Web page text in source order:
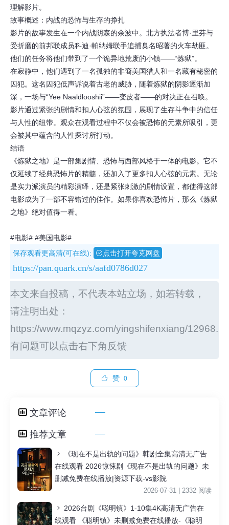
理解影片。
故事概述：内战的恐怖与生存的挣扎
影片的故事发生在一个内战阴森的余波中。北方执法者博·里芬与
受折磨的前邦联成员科迪·帕纳姆联手追捕臭名昭著的火车劫匪。
他们的任务将他们带到了一个诡异地荒废的小镇——“炼狱”。
在寂静中，他们遇到了一名孤独的非裔美国猎人和一名藏有秘密的
囚犯。这名囚犯低声诉说着古老的威胁，随着炼狱的阴影逐渐加
深，一场与“Yee Naaldlooshii”——变皮者——的对决正在召唤。
影片通过紧张的剧情和扣人心弦的氛围，展现了生存斗争中的信任
与人性的纽带。观众在观看过程中不仅会被恐怖的元素所吸引，更
会被其中蕴含的人性探讨所打动。
结语
《炼狱之地》是一部集剧情、恐怖与西部风格于一体的电影。它不
仅延续了经典恐怖片的精髓，还加入了更多扣人心弦的元素。无论
是实力派演员的精彩演绎，还是紧张刺激的剧情设置，都使得这部
电影成为了一部不容错过的佳作。如果你喜欢恐怖片，那么《炼狱
之地》绝对值得一看。
#电影# #美国电影#
保存观看更高清(可在线):
点击打开夸克网盘
https://pan.quark.cn/s/aafd0786d027
本文来自投稿，不代表本站立场，如若转载，
请注明出处：
https://www.mqzyz.com/yingshifenxiang/
有问题可以点击右下角反馈
赞 0
文章评论
推荐文章
《现在不是出轨的问题》韩剧全集高清无广告
在线观看 2026惊悚剧《现在不是出轨的问题》未
删减免费在线播放|资源下载-vs影院
2026-07-31 | 2332 阅读
2026台剧《聪明镇》1-10集4K高清无广告在
线观看 《聪明镇》未删减免费在线播放-《聪明